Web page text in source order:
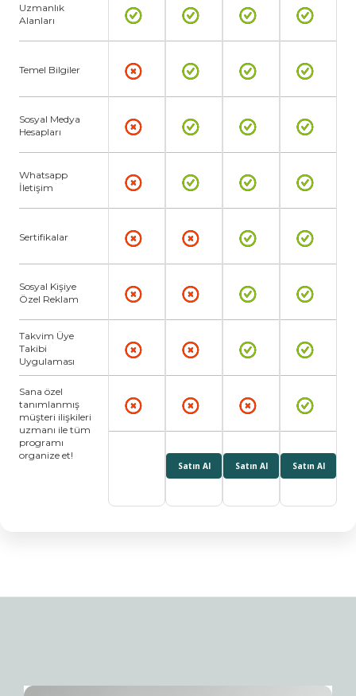
Uzmanlık
Alanları
Temel Bilgiler
Sosyal Medya
Hesapları
Whatsapp
İletişim
Sertifikalar
Sosyal Kişiye
Özel Reklam
Takvim Üye
Takibi
Uygulaması
Sana özel
tanımlanmış
müşteri ilişkileri
uzmanı ile tüm
programı
organize et!
Satın Al Satın Al Satın Al